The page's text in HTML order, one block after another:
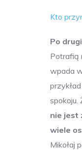
Kto
Po
Potrafią
wpada
spokoju.
nie jest
wiele
Mikołaj